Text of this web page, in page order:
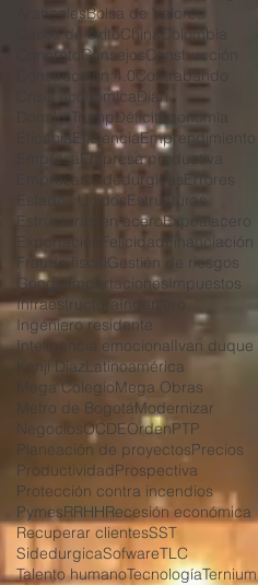
ArancelesBolsa de Valores
Casos de éxitoChina
Colombia
Concreto ConsejosConstrucción
Construcción 4.0Contrabando
Crisis económicaDian
Donald TrumpDéficitEconomía
Eficacia EficienciaEmprendimiento
Empresa Empresa productiva
Empresas sidedurgicas Errores
Estados UnidosEstructuras
Estructuras en aceroExpoalacero
Exportación
Felicidad
Financiación
Fraude fiscal Gestión de riesgos
Google Importaciones Impuestos
Infraestructura Ingeniero
Ingeniero residente
Inteligencia emocional Ivan duque
Kenji DiazLatinoamérica
Mega ColegioMega Obras
Metro de BogotáModernizar
NegociosOCDEOrdenPTP
Planeación de proyectosPrecios
ProductividadProspectiva
Protección contra incendios
PymesRRHHRecesión económica
Recuperar clientesSST
SidedurgicaSofwareTLC
Talento humanoTecnologíaTernium